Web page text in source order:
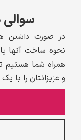
سوالی
در صورت داشتن
نحوه ساخت آنها
همراه شما هستیم
و عزیزانتان را با